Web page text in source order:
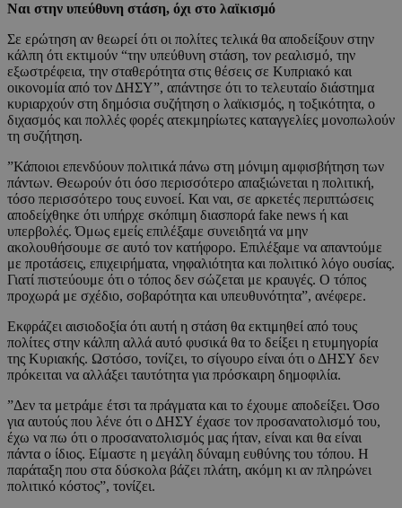
Ναι στην υπεύθυνη στάση, όχι στο λαϊκισμό
Σε ερώτηση αν θεωρεί ότι οι πολίτες τελικά θα αποδείξουν στην
κάλπη ότι εκτιμούν “την υπεύθυνη στάση, τον ρεαλισμό, την
εξωστρέφεια, την σταθερότητα στις θέσεις σε Κυπριακό και
οικονομία από τον ΔΗΣΥ”, απάντησε ότι το τελευταίο διάστημα
κυριαρχούν στη δημόσια συζήτηση ο λαϊκισμός, η τοξικότητα, ο
διχασμός και πολλές φορές ατεκμηρίωτες καταγγελίες μονοπωλούν
τη συζήτηση.
”Κάποιοι επενδύουν πολιτικά πάνω στη μόνιμη αμφισβήτηση των
πάντων. Θεωρούν ότι όσο περισσότερο απαξιώνεται η πολιτική,
τόσο περισσότερο τους ευνοεί. Και ναι, σε αρκετές περιπτώσεις
αποδείχθηκε ότι υπήρχε σκόπιμη διασπορά fake news ή και
υπερβολές. Όμως εμείς επιλέξαμε συνειδητά να μην
ακολουθήσουμε σε αυτό τον κατήφορο. Επιλέξαμε να απαντούμε
με προτάσεις, επιχειρήματα, νηφαλιότητα και πολιτικό λόγο ουσίας.
Γιατί πιστεύουμε ότι ο τόπος δεν σώζεται με κραυγές. Ο τόπος
προχωρά με σχέδιο, σοβαρότητα και υπευθυνότητα”, ανέφερε.
Εκφράζει αισιοδοξία ότι αυτή η στάση θα εκτιμηθεί από τους
πολίτες στην κάλπη αλλά αυτό φυσικά θα το δείξει η ετυμηγορία
της Κυριακής. Ωστόσο, τονίζει, το σίγουρο είναι ότι ο ΔΗΣΥ δεν
πρόκειται να αλλάξει ταυτότητα για πρόσκαιρη δημοφιλία.
”Δεν τα μετράμε έτσι τα πράγματα και το έχουμε αποδείξει. Όσο
για αυτούς που λένε ότι ο ΔΗΣΥ έχασε τον προσανατολισμό του,
έχω να πω ότι ο προσανατολισμός μας ήταν, είναι και θα είναι
πάντα ο ίδιος. Είμαστε η μεγάλη δύναμη ευθύνης του τόπου. Η
παράταξη που στα δύσκολα βάζει πλάτη, ακόμη κι αν πληρώνει
πολιτικό κόστος”, τονίζει.